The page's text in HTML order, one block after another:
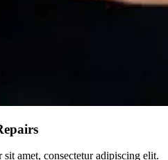
amet, consectetur adipiscing elit.